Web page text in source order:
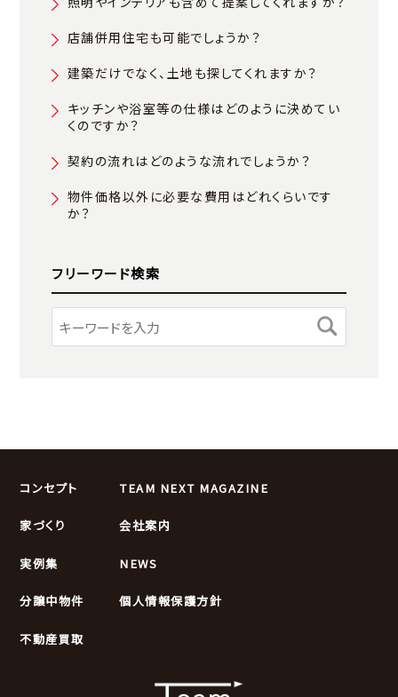
店舗併用住宅も可能でしょうか？
建築だけでなく、土地も探してくれますか？
キッチンや浴室等の仕様はどのように決めてい
くのですか？
契約の流れはどのような流れでしょうか？
物件価格以外に必要な費用はどれくらいです
か？
フリーワード検索
コンセプト
家づくり
実例集
分譲中物件
不動産買取
TEAM NEXT MAGAZINE
会社案内
NEWS
個人情報保護方針